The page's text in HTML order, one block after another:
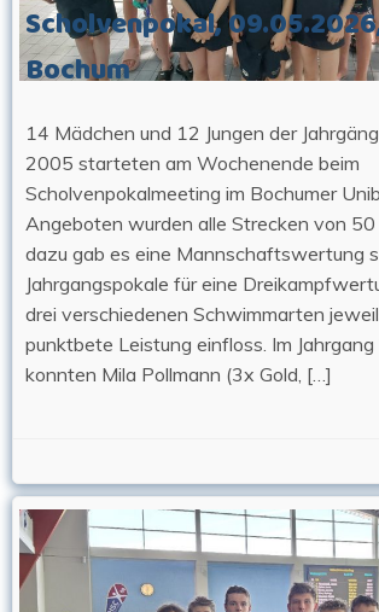
Scholvenpokal,
Bochum
14 Mädchen und 12 Jungen der
2005 starteten am Wochenende beim
Scholvenpokalmeeting im Bochumer
Angeboten wurden alle Strecken von 50
dazu gab es eine Mannschaftswertung
Jahrgangspokale für eine
drei verschiedenen Schwimmarten
punktbete Leistung einfloss. Im
konnten Mila Pollmann (3x Gold, […]